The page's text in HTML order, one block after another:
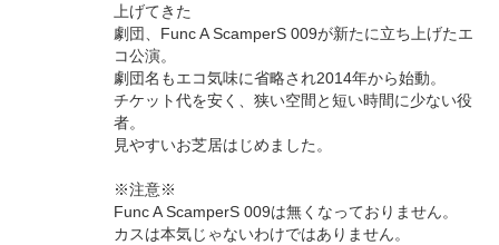
上げてきた
劇団、Func A ScamperS 009が新たに立ち上げたエ
コ公演。
劇団名もエコ気味に省略され2014年から始動。
チケット代を安く、狭い空間と短い時間に少ない役
者。
見やすいお芝居はじめました。
※注意※
Func A ScamperS 009は無くなっておりません。
カスは本気じゃないわけではありません。